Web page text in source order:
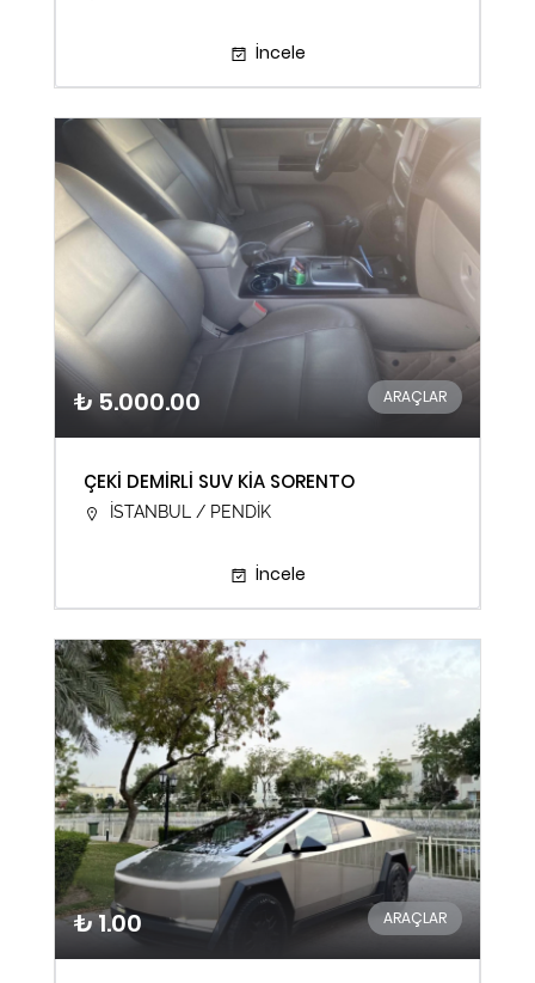
İncele
₺ 5.000.00 ARAÇLAR
ÇEKİ DEMİRLİ SUV KİA SORENTO
İSTANBUL / PENDİK
İncele
₺ 1.00 ARAÇLAR